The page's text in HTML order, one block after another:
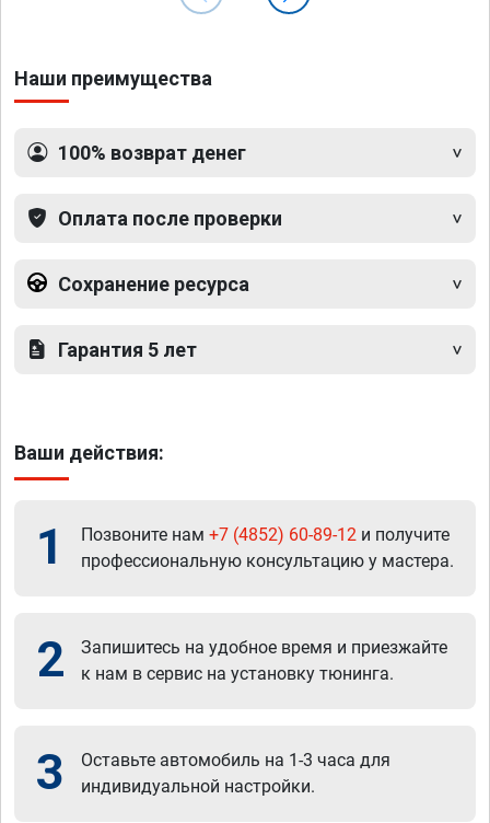
Наши преимущества
100% возврат денег
Оплата после проверки
Сохранение ресурса
Гарантия 5 лет
Ваши действия:
1 Позвоните нам +7 (4852) 60-89-12 и получите
профессиональную консультацию у мастера.
2
Запишитесь на удобное время и приезжайте
к нам в сервис на установку тюнинга.
3
Оставьте автомобиль на 1-3 часа для
индивидуальной настройки.